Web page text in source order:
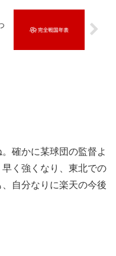
確かに某球団の監督よ
く強くなり、東北での
自分なりに楽天の今後